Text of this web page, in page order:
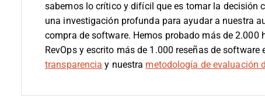
sabemos lo crítico y difícil que es tomar la decisión
una investigación profunda para ayudar a nuestra
compra de software. Hemos probado más de 2.000
RevOps y escrito más de 1.000 reseñas de software
transparencia y nuestra metodología de evaluación